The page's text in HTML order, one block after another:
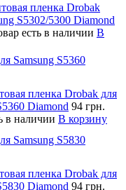
пленка Drobak
S5302/5300 Diamond
есть в наличии В
Samsung S5360
пленка Drobak для
Diamond 94 грн.
в наличии В корзину
Samsung S5830
пленка Drobak для
Diamond 94 грн.